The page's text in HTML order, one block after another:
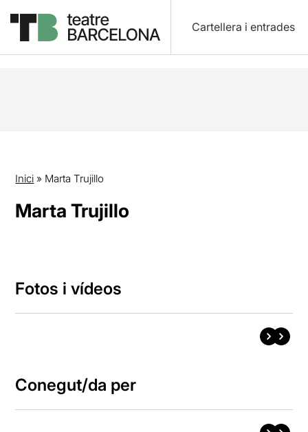
Cartellera i entrades
Inici » Marta Trujillo
Marta Trujillo
Fotos i vídeos
Conegut/da per